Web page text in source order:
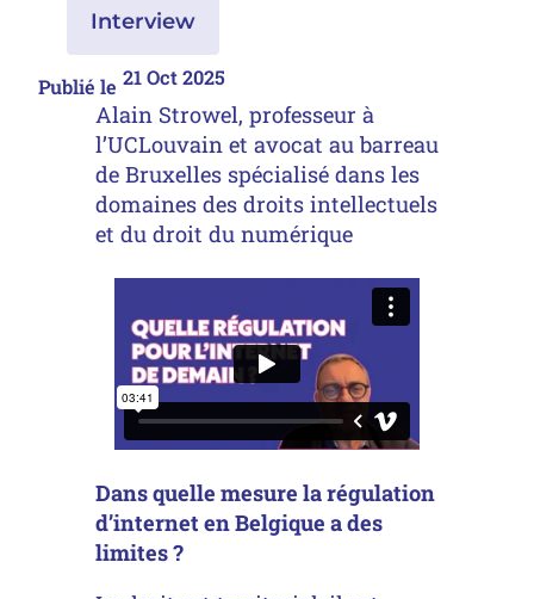
Interview
Publié le 21 Oct 2025
Alain Strowel, professeur à
l’UCLouvain et avocat au barreau
de Bruxelles spécialisé dans les
domaines des droits intellectuels
et du droit du numérique
Dans quelle mesure la régulation
d’internet en Belgique a des
limites ?